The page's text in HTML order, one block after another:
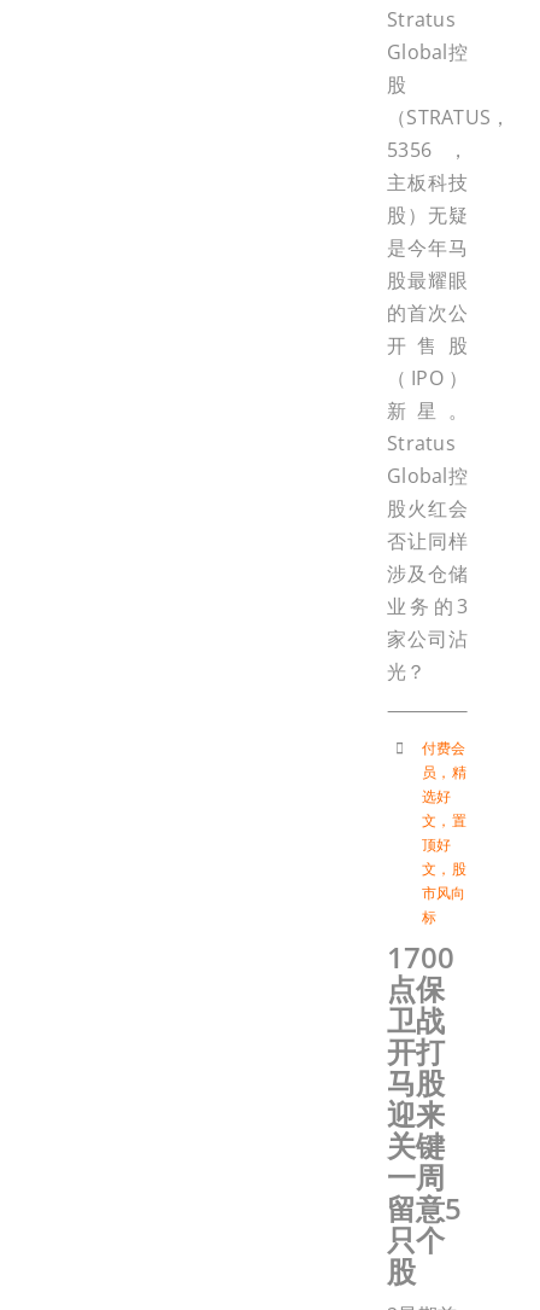
Stratus
Global控
股
（STRATUS，
5356，
主板科技
股）无疑
是今年马
股最耀眼
的首次公
开售股
（IPO）
新星。
Stratus
Global控
股火红会
否让同样
涉及仓储
业务的3
家公司沾
光？
付费会
员 ， 精
选好
文 ， 置
顶好
文 ， 股
市风向
标
1700
点保
卫战
开打
马股
迎来
关键
一周
留意5
只个
股